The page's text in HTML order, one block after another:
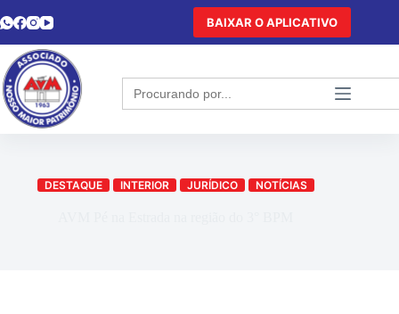
BAIXAR O APLICATIVO
Search
for:
DESTAQUE INTERIOR JURÍDICO NOTÍCIAS